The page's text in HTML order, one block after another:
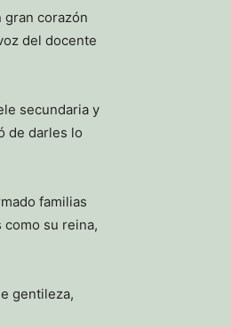
gran corazón
del docente
secundaria y
de darles lo
familias
su reina,
gentileza,